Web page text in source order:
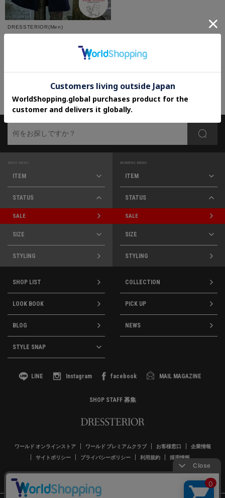
絞り込む
DRESSTERIOR(Men)
さらに10%OFF
MENS MENU
ITEM
STATUS
SALE
SIZE
STYLING
WOMENS MENU
ITEM
STATUS
SALE
SIZE
STYLING
SHOP LIST COLLECTION
LOOK BOOK PICK UP
BLOG NEWS
STYLE SNAP
LINE Instagram facebook MAIL MAGAZINE
SHOP STAFF 募集
ワールド オンラインストア ワールド プレミアムクラブ お客様窓口
企業情報
サイトポリシー
プライバシーポリシー 利用規約 採用情報
Copyrights © WORLD CO.,LTD. All rights reserved.